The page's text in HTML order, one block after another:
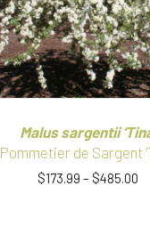
Malus sargentii
Pommetier de Sargent
$173.99 – $485.00